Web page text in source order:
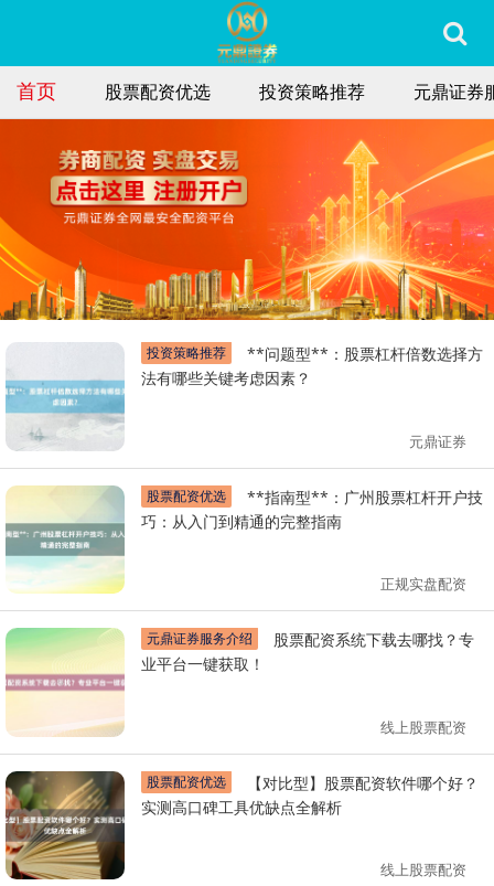
首页 股票配资优选 投资策略推荐 元鼎证券
投资策略推荐
法有哪些关键考虑因素？
元鼎证券
股票配资优选
巧：从入门到精通的完整指南
正规实盘配资
元鼎证券服务介绍
业平台一键获取！
线上股票配资
股票配资优选
实测高口碑工具优缺点全解析
线上股票配资